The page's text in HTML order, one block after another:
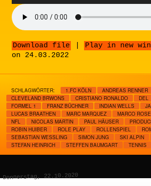
Player
Download file Play in new
on 24.03.2022
SCHLAGWÖRTER: 1.FC KÖLN ANDREAS RENNER
CLEVELAND BRWONS
CRISTIANO RONALDO DEL
FORMEL 1
FRANZ BÜCHNER INDIAN WELLS
LUCAS BRAATHEN
MARC MARQUEZ MARCO ROSE
NFL
NICOLAS MARTIN PAUL HÄUSER
ROBIN HUIBER
ROLE PLAY ROLLENSPIEL
SEBASTIAN WESSLING
SIMON JUNG SKI ALPIN
STEFAN HEINRICH
STEFFEN BAUMGART TENNIS
Donnerstag, 22.10.2020